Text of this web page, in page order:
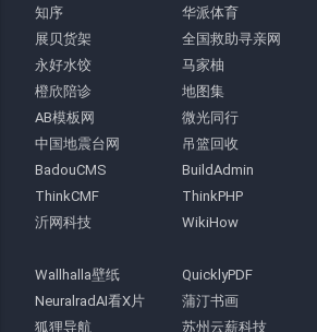
知序
华派体育
展贝货架
全国救助寻亲网
永好水饺
马家柚
橙欣陪诊
地图集
AB模板网
微光同行
中国地震台网
吊篮回收
BadouCMS
BuildAdmin
ThinkCMF
ThinkPHP
沂网科技
WikiHow
Wallhalla壁纸
QuicklyPDF
NeuralradAI看X片
蒲汀书画
狐狸导航
苏州云薪科技